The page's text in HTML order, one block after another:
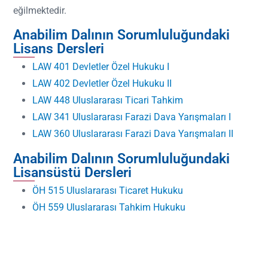
eğilmektedir.
Anabilim Dalının Sorumluluğundaki
Lisans Dersleri
LAW 401 Devletler Özel Hukuku I
LAW 402 Devletler Özel Hukuku II
LAW 448 Uluslararası Ticari Tahkim
LAW 341 Uluslararası Farazi Dava Yarışmaları I
LAW 360 Uluslararası Farazi Dava Yarışmaları II
Anabilim Dalının Sorumluluğundaki
Lisansüstü Dersleri
ÖH 515 Uluslararası Ticaret Hukuku
ÖH 559 Uluslararası Tahkim Hukuku